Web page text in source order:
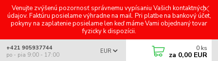
Venujte zvýšenú pozornosť správnemu vypísaniu Vašich kontaktných
údajov. Faktúru posielame výhradne na mail. Pri platbe na bankový účet,
pokyny na zaplatenie posielame len keď máme Vami objednaný tovar
fyzicky k dispozícii.
EUR
+421 905937744
po - pia 9:00 - 17:00
0 ks
za 0,00 EUR